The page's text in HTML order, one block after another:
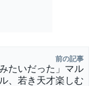
前の記事
たいだった」マル
、若き天才楽しむ